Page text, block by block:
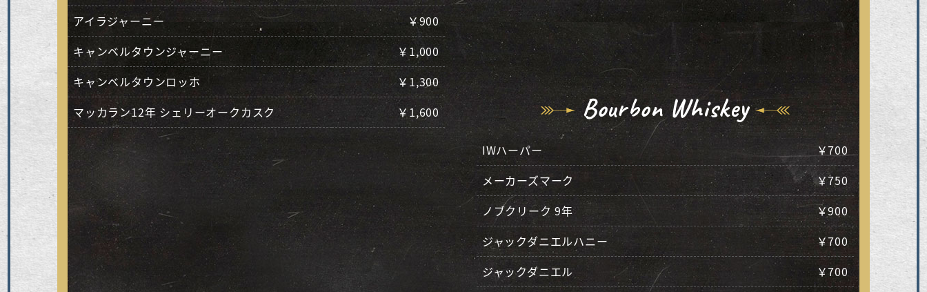
アイラジャーニー
￥900
キャンベルタウンジャーニー
￥1,000
キャンベルタウンロッホ
￥1,300
マッカラン12年 シェリーオークカスク
￥1,600 Bourbon Whiskey
IWハーパー
￥700
メーカーズマーク
￥750
ノブクリーク 9年
￥900
ジャックダニエルハニー
￥700
ジャックダニエル
￥700